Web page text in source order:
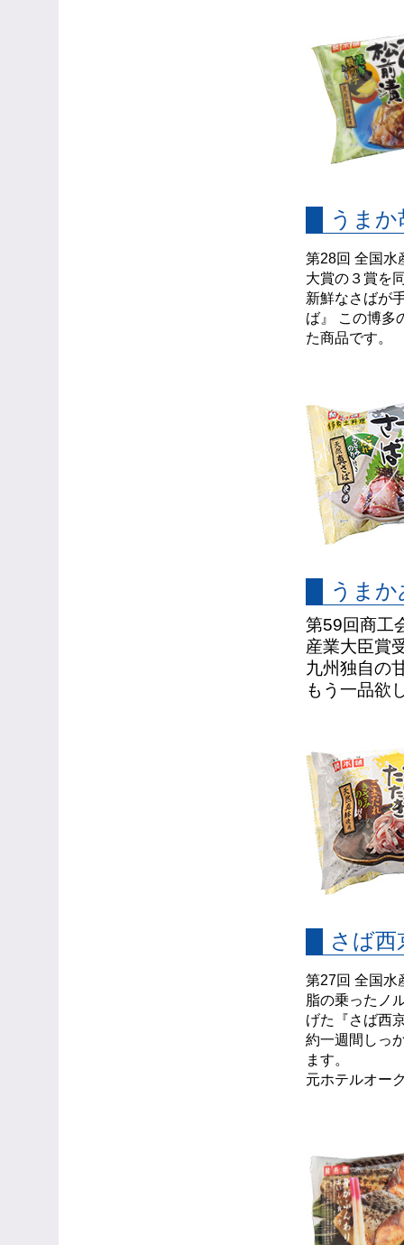
うま
第28回 全国水
大賞の３賞を
新鮮なさばが
ば』 この博多
た商品です。
うま
第59回商工
産業大臣賞
九州独自の
もう一品欲
さば西
第27回 全国水
脂の乗ったノ
げた『さば西
約一週間しっ
ます。
元ホテルオー